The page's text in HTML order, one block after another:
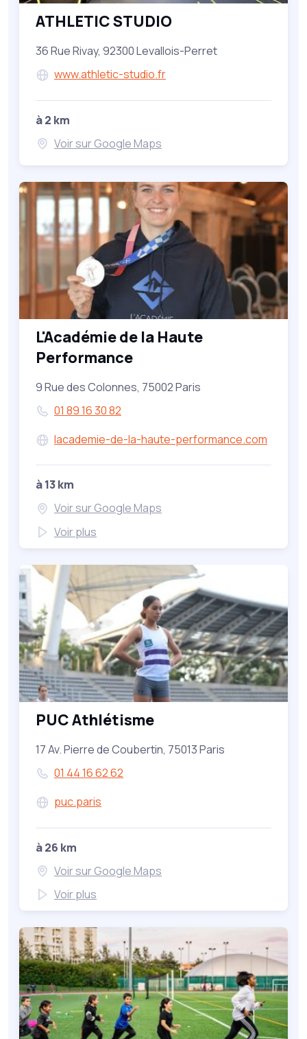
ATHLETIC STUDIO
36 Rue Rivay, 92300 Levallois-Perret
www.athletic-studio.fr
à 2 km
Voir sur Google Maps
L'Académie de la Haute
Performance
9 Rue des Colonnes, 75002 Paris
01 89 16 30 82
lacademie-de-la-haute-performance.com
à 13 km
Voir sur Google Maps
Voir plus
PUC Athlétisme
17 Av. Pierre de Coubertin, 75013 Paris
01 44 16 62 62
puc.paris
à 26 km
Voir sur Google Maps
Voir plus